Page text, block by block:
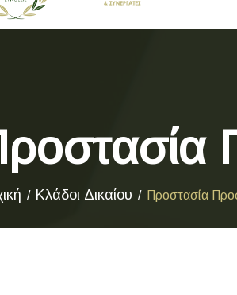
Κλάδοι Δικαίου Προστασία